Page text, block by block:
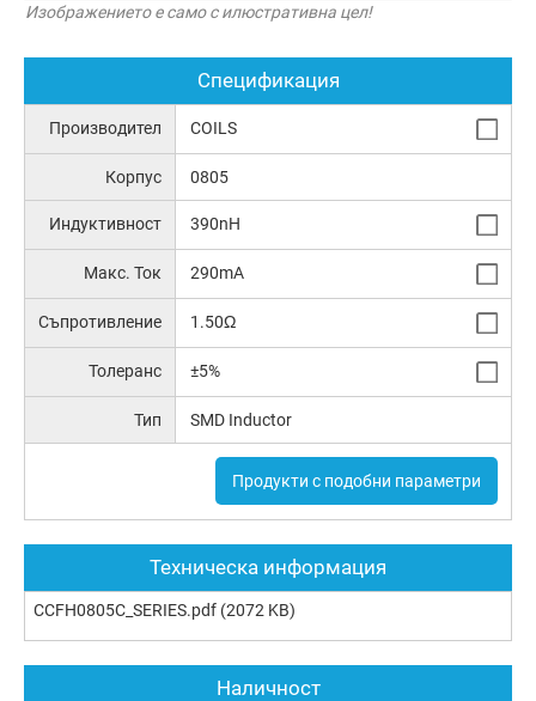
Изображението е само с илюстративна цел!
Спецификация
Производител COILS
Корпус 0805
Индуктивност 390nH
Макс. Ток 290mA
Съпротивление 1.50Ω
Толеранс ±5%
Тип SMD Inductor
Продукти с подобни параметри
Техническа информация
CCFH0805C_SERIES.pdf (2072 KB)
Наличност